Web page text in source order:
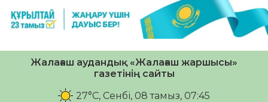
Жалағаш аудандық «Жалағаш жаршысы»
газетінің сайты
27°C, Сенбі, 08 тамыз, 07:45